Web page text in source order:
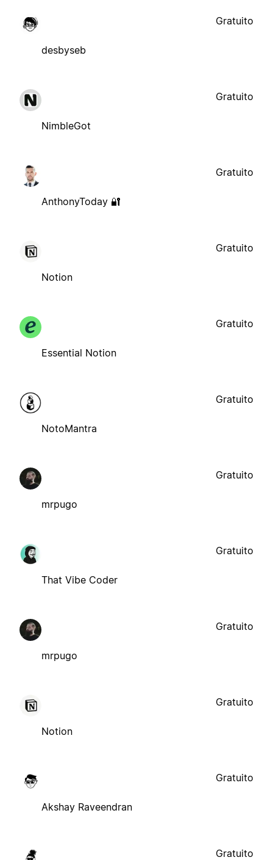
desbyseb
Gratuito
NimbleGot
Gratuito
AnthonyToday 🔐
Gratuito
Notion
Gratuito
Essential Notion
Gratuito
NotoMantra
Gratuito
mrpugo
Gratuito
That Vibe Coder
Gratuito
mrpugo
Gratuito
Notion
Gratuito
Akshay Raveendran
Gratuito
Gratuito